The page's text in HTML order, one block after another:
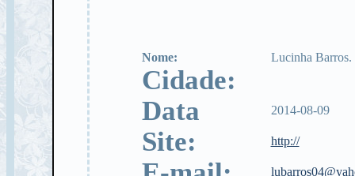
Nome: Lucinha Barros.
Cidade:
Data
2014-08-09
Site: http://